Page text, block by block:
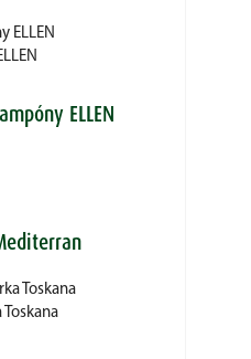
ELLEN